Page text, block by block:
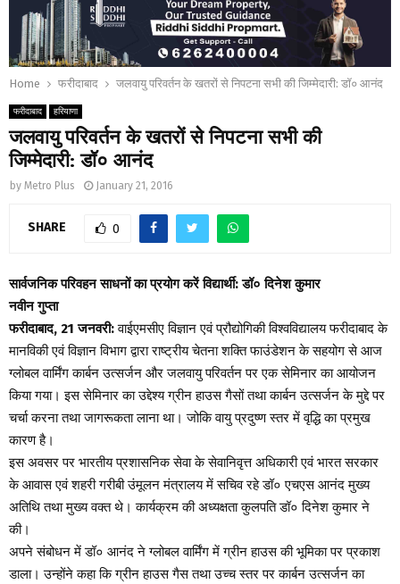
Home फरीदाबाद जलवायु परिवर्तन के खतरों से निपटना सभी की जिम्मेदारी: डॉ० आनंद
फरीदाबाद हरियाणा
जलवायु परिवर्तन के खतरों से निपटना सभी की
जिम्मेदारी: डॉ० आनंद
by Metro Plus January 21, 2016
SHARE 0
सार्वजनिक परिवहन साधनों का प्रयोग करें विद्यार्थी: डॉ० दिनेश कुमार
नवीन गुप्ता
फरीदाबाद, 21 जनवरी:वाईएमसीए विज्ञान एवं प्रौद्योगिकी विश्वविद्यालय फरीदाबाद के
मानविकी एवं विज्ञान विभाग द्वारा राष्ट्रीय चेतना शक्ति फाउंडेशन के सहयोग से आज
ग्लोबल वार्मिंग कार्बन उत्सर्जन और जलवायु परिवर्तन पर एक सेमिनार का आयोजन
किया गया। इस सेमिनार का उद्देश्य ग्रीन हाउस गैसों तथा कार्बन उत्सर्जन के मुद्दे पर
चर्चा करना तथा जागरूकता लाना था। जोकि वायु प्रदुष्ण स्तर में वृद्धि का प्रमुख
कारण है।
इस अवसर पर भारतीय प्रशासनिक सेवा के सेवानिवृत्त अधिकारी एवं भारत सरकार
के आवास एवं शहरी गरीबी उंमूलन मंत्रालय में सचिव रहे डॉ० एचएस आनंद मुख्य
अतिथि तथा मुख्य वक्त थे। कार्यक्रम की अध्यक्षता कुलपति डॉ० दिनेश कुमार ने
की।
अपने संबोधन में डॉ० आनंद ने ग्लोबल वार्मिंग में ग्रीन हाउस की भूमिका पर प्रकाश
डाला। उन्होंने कहा कि ग्रीन हाउस गैस तथा उच्च स्तर पर कार्बन उत्सर्जन का